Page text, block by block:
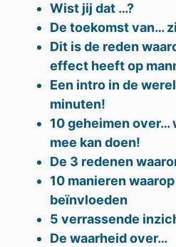
Wist jij dat …?
De toekomst van…
Dit is de reden
effect heeft op
Een intro in de
minuten!
10 geheimen over…
mee kan doen!
De 3 redenen
10 manieren
beïnvloeden
5 verrassende
De waarheid over…